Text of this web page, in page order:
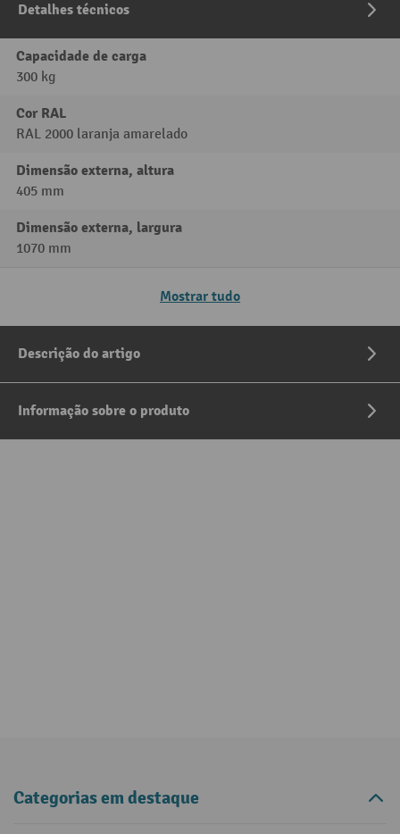
Detalhes técnicos
Capacidade de carga
300 kg
Cor RAL
RAL 2000 laranja amarelado
Dimensão externa, altura
405 mm
Dimensão externa, largura
1070 mm
Mostrar tudo
Descrição do artigo
Informação sobre o produto
Categorias em destaque